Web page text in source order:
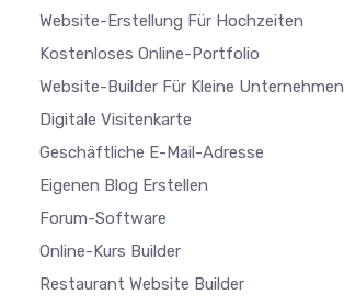
Website-Erstellung Für Hochzeiten
Kostenloses Online-Portfolio
Website-Builder Für Kleine Unternehmen
Digitale Visitenkarte
Geschäftliche E-Mail-Adresse
Eigenen Blog Erstellen
Forum-Software
Online-Kurs Builder
Restaurant Website Builder